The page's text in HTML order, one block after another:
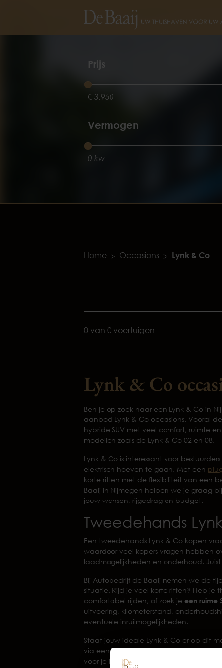
Prijs
€ 3.950
Vermogen
0 kw
Home Occasions Lynk & Co
0 van 0 voertuigen
Lynk & Co
Ben je op zoek naar een Lynk & Co in
aanbod Lynk & Co occasions. Vooral
hybride SUV met veel comfort, ruimte
modellen zoals de Lynk & Co 02 en 08.
Lynk & Co is interessant voor
elektrisch hoeven te gaan. Met een
korte ritten met de flexibiliteit van een
Baaij in Nijmegen helpen we je graag
jouw wensen, rijgedrag en budget.
Tweedehands
Een tweedehands Lynk & Co kopen
waardoor veel kopers vragen hebben
laadmogelijkheden en onderhoud.
Bij Autobedrijf de Baaij nemen we de
situatie. Rijd je veel korte ritten? Heb je
comfortabel rijden, of zoek je een ruime
uitvoering, kilometerstand,
eventuele inruilmogelijkheden.
Staat jouw ideale Lynk & Co er op dit
via eenzoekopdracht. We denken
voor je kunnen vinden.